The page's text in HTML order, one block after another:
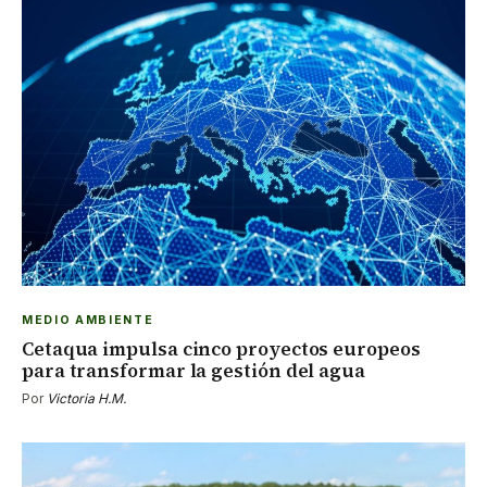
MEDIO AMBIENTE
Cetaqua impulsa cinco proyectos europeos
para transformar la gestión del agua
Por Victoria H.M.